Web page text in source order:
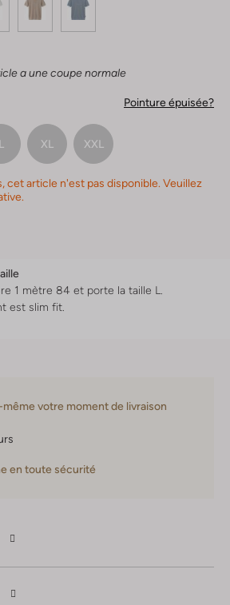
a une coupe normale
Pointure épuisée?
L XL XXL
cet article n'est pas disponible. Veuillez
1 mètre 84 et porte la taille L.
est slim fit
votre moment de livraison
en toute sécurité